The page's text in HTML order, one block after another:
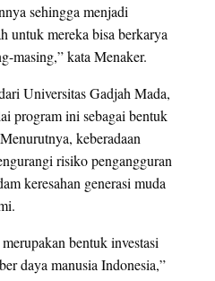
sehingga menjadi
untuk mereka bisa berkarya
masing,” kata Menaker.
Universitas Gadjah Mada,
program ini sebagai bentuk
keberadaan
risiko pengangguran
keresahan generasi muda
bentuk investasi
daya manusia Indonesia,”